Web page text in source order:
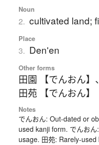
Noun
2. cultivated land;
Place
3. Den'en
Other forms
田園 【でんおん】 、
田苑 【でんおん】
Notes
でんおん: Out-dated or
used kanji form. でんお
usage. 田苑: Rarely-used